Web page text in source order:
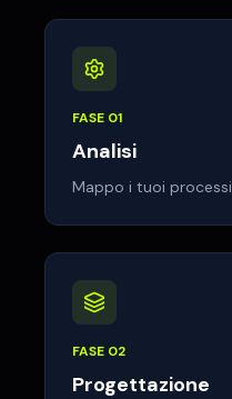
FASE 01
Analisi
Mappo i tuoi
FASE 02
Progettazione